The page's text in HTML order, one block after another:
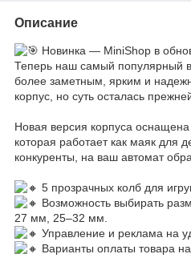
Описание
Новинка — MiniShop в
Теперь наш самый популярный
более заметным, ярким и
корпус, но суть осталась
Новая версия корпуса оснащена
которая работает как маяк для
конкуренты, на ваш автомат
5 прозрачных колб для
Возможность выбирать
27 мм, 25–32 мм.
Управление и реклама на
Варианты оплаты товара